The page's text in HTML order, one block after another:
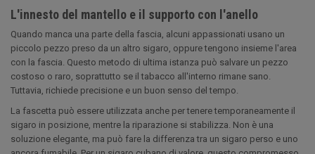
L'innesto del mantello e il supporto con l'anello
Quando manca una parte della fascia, alcuni appassionati usano un
piccolo pezzo preso da un altro sigaro, oppure tengono insieme l'area
con la fascia. Questo metodo di ultima istanza può salvare un pezzo
costoso o raro, soprattutto se il tabacco all'interno rimane sano.
Tuttavia, richiede precisione e un buon senso del tempo.
La fascetta può essere utilizzata anche per tenere temporaneamente il
sigaro in posizione, mentre la riparazione si stabilizza. Non è una
soluzione elegante, ma può fare la differenza tra un sigaro perso e uno